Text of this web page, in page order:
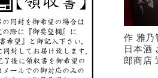
作 雅乃
日本酒
郎商店